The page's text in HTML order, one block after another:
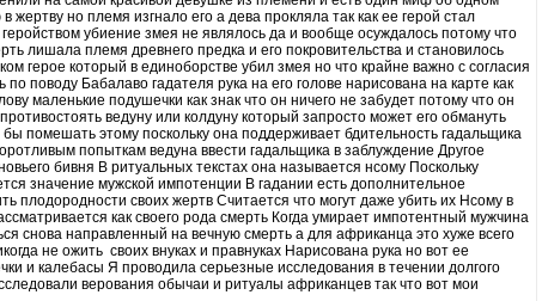
но племя изгнало его а дева прокляла так как ее герой стал
убиение змея не являлось да и вообще осуждалось потому что
лишала племя древнего предка и его покровительства и становилось
герое который в единоборстве убил змея но что крайне важно с согласия
поводу Бабалаво гадателя рука на его голове нарисована на карте как
маленькие подушечки как знак что он ничего не забудет потому что он
ведуну или колдуну который запросто может его обмануть
помешать этому поскольку она поддерживает бдительность гадальщика
попыткам ведуна ввести гадальщика в заблуждение Другое
бивня В ритуальных текстах она называется нсому Поскольку
значение мужской импотенции В гадании есть дополнительное
плодородности своих жертв Считается что могут даже убить их Нсому в
как своего рода смерть Когда умирает импотентный мужчина
снова направленный на вечную смерть а для африканца это хуже всего
не ожить своих внуках и правнуках Нарисована рука но вот ее
и калебасы Я проводила серьезные исследования в течении долгого
верования обычаи и ритуалы африканцев так что вот мои